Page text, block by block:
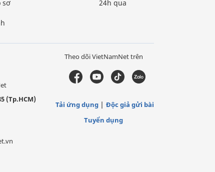
sơ 24h qua
(Tp.HCM)
Theo dõi VietNamNet trên
Tải ứng dụng
Độc giả gửi bài
Tuyển dụng